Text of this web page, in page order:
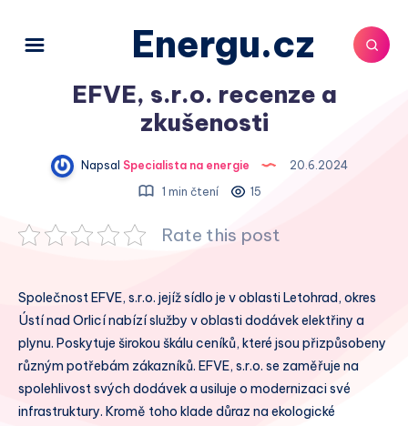
Energu.cz
EFVE, s.r.o. recenze a
zkušenosti
Napsal Specialista na energie
20.6.2024
1 min čtení
15
Rate this post
Společnost EFVE, s.r.o. jejíž sídlo je v oblasti Letohrad, okres
Ústí nad Orlicí nabízí služby v oblasti dodávek elektřiny a
plynu. Poskytuje širokou škálu ceníků, které jsou přizpůsobeny
různým potřebám zákazníků. EFVE, s.r.o. se zaměřuje na
spolehlivost svých dodávek a usiluje o modernizaci své
infrastruktury. Kromě toho klade důraz na ekologické